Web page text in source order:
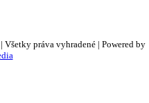
Všetky práva vyhradené | Powered by